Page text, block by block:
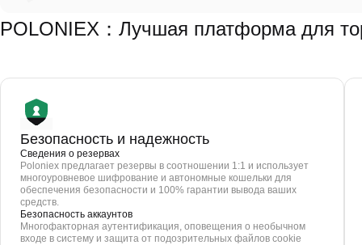
POLONIEX：Лучшая платформа для
Безопасность и надежность
Сведения о резервах
Poloniex предлагает резервы в соотношении 1:1 и использует
многоуровневое шифрование и автономные кошельки для
обеспечения безопасности и 100% гарантии вывода ваших
средств.
Безопасность аккаунтов
Многофакторная аутентификация, оповещения о необычном
входе в систему и защита от подозрительных файлов cookie